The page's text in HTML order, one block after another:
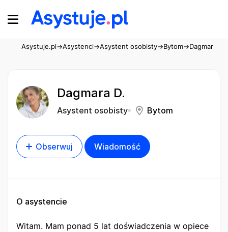
Asystuje.pl→Asystenci→Asystent osobisty→Bytom→Dagmara D.
Dagmara D.
Asystent osobisty Bytom
Obserwuj Wiadomość
O asystencie
Witam. Mam ponad 5 lat doświadczenia w opiece